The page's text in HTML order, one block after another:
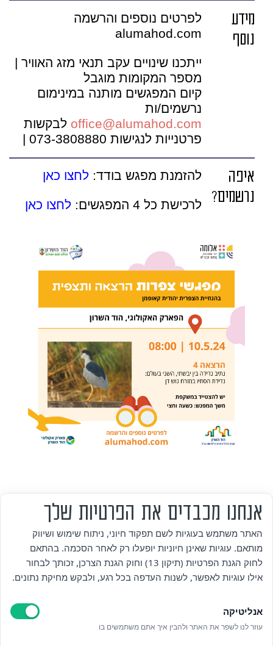
מידע
נוסף
לפרטים נוספים והרשמה
alumahod.com
ייתכנו שינויים עקב תנאי מזג האוויר |
מספר המקומות מוגבל
קיום המפגשים מותנה במינימום
נרשמים/ות
office@alumahod.com לבקשות
פרטנייות לנגישות 073-3808880 |
איפה
נרשמים?
להזמנת מפגש בודד:לחצו כאן
לרכישת כל 4 המפגשים:
לחצו כאן
אזור אישי
מדיניות פרטיות
הצהרת נגישות
אנחנו מכבדים את הפרטיות שלך
האתר משתמש בעוגיות לשם תפקוד חיוני, ניתוח שימוש ושיווק
מותאם. עוגיות שאינן חיוניות יופעלו רק לאחר הסכמה. בהתאם
לחוק הגנת הפרטיות (תיקון 13) וחוק הגנת הצרכן, זכותך לבחור
אילו עוגיות לאפשר, לשנות העדפה בכל רגע, ולבקש מחיקת נתונים.
אנליטיקה
עוזר לנו לשפר את האתר ולהבין איך אתם משתמשים בו